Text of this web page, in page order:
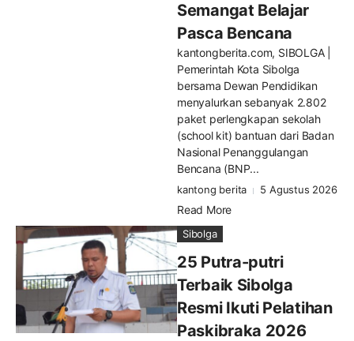
Semangat Belajar
Pasca Bencana
kantongberita.com, SIBOLGA |
Pemerintah Kota Sibolga
bersama Dewan Pendidikan
menyalurkan sebanyak 2.802
paket perlengkapan sekolah
(school kit) bantuan dari Badan
Nasional Penanggulangan
Bencana (BNP...
kantong berita 5 Agustus 2026
Read More
Sibolga
25 Putra-putri
Terbaik Sibolga
Resmi Ikuti Pelatihan
Paskibraka 2026